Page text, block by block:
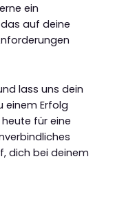
ein
auf deine
lass uns dein
einem Erfolg
für eine
dich bei deinem